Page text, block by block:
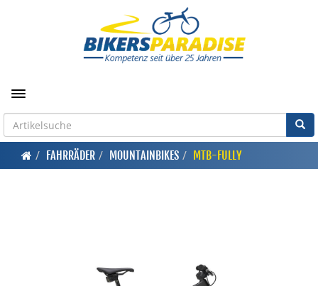
Toggle navigation
FAHRRÄDER MOUNTAINBIKES MTB-FULLY